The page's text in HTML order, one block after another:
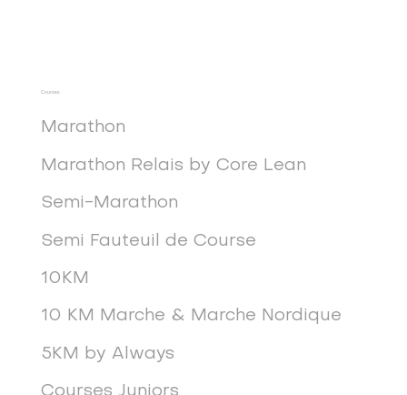
Courses
Marathon
Marathon Relais by Core Lean
Semi-Marathon
Semi Fauteuil de Course
10KM
10 KM Marche & Marche Nordique
5KM by Always
Courses Juniors